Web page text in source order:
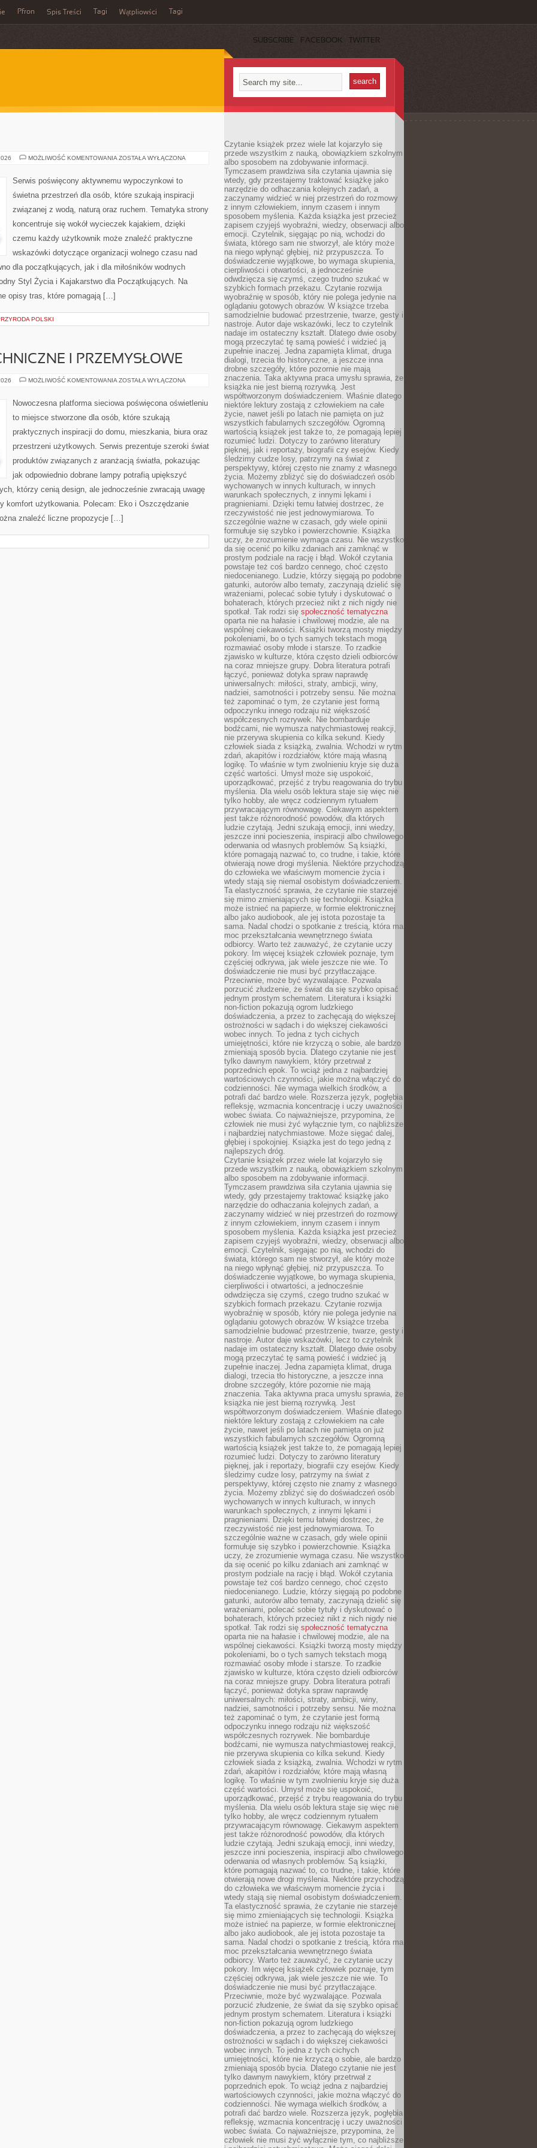
Pfron Spis Treści Tagi Wątpliowści Tagi
SUBSCRIBE FACEBOOK TWITTER
MOŻLIWOŚĆ KOMENTOWANIA JACHTY
ZOSTAŁA WYŁĄCZONA
Serwis poświęcony aktywnemu wypoczynkowi to
świetna przestrzeń dla osób, które szukają inspiracji
związanej z wodą, naturą oraz ruchem. Tematyka strony
koncentruje się wokół wycieczek kajakiem, dzięki
czemu każdy użytkownik może znaleźć praktyczne
wskazówki dotyczące organizacji wolnego czasu nad
dla początkujących, jak i dla miłośników wodnych
Styl Życia i Kajakarstwo dla Początkujących. Na
opisy tras, które pomagają […]
POLSKI
I PRZEMYSŁOWE
MOŻLIWOŚĆ KOMENTOWANIA OŚWIETLENIE
PRZEMYSŁOWE
ZOSTAŁA WYŁĄCZONA
Nowoczesna platforma sieciowa poświęcona oświetleniu
to miejsce stworzone dla osób, które szukają
praktycznych inspiracji do domu, mieszkania, biura oraz
przestrzeni użytkowych. Serwis prezentuje szeroki świat
produktów związanych z aranżacją światła, pokazując
jak odpowiednio dobrane lampy potrafią upiększyć
którzy cenią design, ale jednocześnie zwracają uwagę
komfort użytkowania. Polecam: Eko i Oszczędzanie
znaleźć liczne propozycje […]
Czytanie książek przez wiele lat kojarzyło się
przede wszystkim z nauką, obowiązkiem szkolnym
albo sposobem na zdobywanie informacji.
Tymczasem prawdziwa siła czytania ujawnia się
wtedy, gdy przestajemy traktować książkę jako
narzędzie do odhaczania kolejnych zadań, a
zaczynamy widzieć w niej przestrzeń do rozmowy
z innym człowiekiem, innym czasem i innym
sposobem myślenia. Każda książka jest przecież
zapisem czyjejś wyobraźni, wiedzy, obserwacji albo
emocji. Czytelnik, sięgając po nią, wchodzi do
świata, którego sam nie stworzył, ale który może
na niego wpłynąć głębiej, niż przypuszcza. To
doświadczenie wyjątkowe, bo wymaga skupienia,
cierpliwości i otwartości, a jednocześnie
odwdzięcza się czymś, czego trudno szukać w
szybkich formach przekazu. Czytanie rozwija
wyobraźnię w sposób, który nie polega jedynie na
oglądaniu gotowych obrazów. W książce trzeba
samodzielnie budować przestrzenie, twarze, gesty i
nastroje. Autor daje wskazówki, lecz to czytelnik
nadaje im ostateczny kształt. Dlatego dwie osoby
mogą przeczytać tę samą powieść i widzieć ją
zupełnie inaczej. Jedna zapamięta klimat, druga
dialogi, trzecia tło historyczne, a jeszcze inna
drobne szczegóły, które pozornie nie mają
znaczenia. Taka aktywna praca umysłu sprawia, że
książka nie jest bierną rozrywką. Jest
współtworzonym doświadczeniem. Właśnie dlatego
niektóre lektury zostają z człowiekiem na całe
życie, nawet jeśli po latach nie pamięta on już
wszystkich fabularnych szczegółów. Ogromną
wartością książek jest także to, że pomagają lepiej
rozumieć ludzi. Dotyczy to zarówno literatury
pięknej, jak i reportaży, biografii czy esejów. Kiedy
śledzimy cudze losy, patrzymy na świat z
perspektywy, której często nie znamy z własnego
życia. Możemy zbliżyć się do doświadczeń osób
wychowanych w innych kulturach, w innych
warunkach społecznych, z innymi lękami i
pragnieniami. Dzięki temu łatwiej dostrzec, że
rzeczywistość nie jest jednowymiarowa. To
szczególnie ważne w czasach, gdy wiele opinii
formułuje się szybko i powierzchownie. Książka
uczy, że zrozumienie wymaga czasu. Nie wszystko
da się ocenić po kilku zdaniach ani zamknąć w
prostym podziale na rację i błąd. Wokół czytania
powstaje też coś bardzo cennego, choć często
niedocenianego. Ludzie, którzy sięgają po podobne
gatunki, autorów albo tematy, zaczynają dzielić się
wrażeniami, polecać sobie tytuły i dyskutować o
bohaterach, których przecież nikt z nich nigdy nie
spotkał. Tak rodzi się społeczność tematyczna
oparta nie na hałasie i chwilowej modzie, ale na
wspólnej ciekawości. Książki tworzą mosty między
pokoleniami, bo o tych samych tekstach mogą
rozmawiać osoby młode i starsze. To rzadkie
zjawisko w kulturze, która często dzieli odbiorców
na coraz mniejsze grupy. Dobra literatura potrafi
łączyć, ponieważ dotyka spraw naprawdę
uniwersalnych: miłości, straty, ambicji, winy,
nadziei, samotności i potrzeby sensu. Nie można
też zapominać o tym, że czytanie jest formą
odpoczynku innego rodzaju niż większość
współczesnych rozrywek. Nie bombarduje
bodźcami, nie wymusza natychmiastowej reakcji,
nie przerywa skupienia co kilka sekund. Kiedy
człowiek siada z książką, zwalnia. Wchodzi w rytm
zdań, akapitów i rozdziałów, które mają własną
logikę. To właśnie w tym zwolnieniu kryje się duża
część wartości. Umysł może się uspokoić,
uporządkować, przejść z trybu reagowania do trybu
myślenia. Dla wielu osób lektura staje się więc nie
tylko hobby, ale wręcz codziennym rytuałem
przywracającym równowagę. Ciekawym aspektem
jest także różnorodność powodów, dla których
ludzie czytają. Jedni szukają emocji, inni wiedzy,
jeszcze inni pocieszenia, inspiracji albo chwilowego
oderwania od własnych problemów. Są książki,
które pomagają nazwać to, co trudne, i takie, które
otwierają nowe drogi myślenia. Niektóre przychodzą
do człowieka we właściwym momencie życia i
wtedy stają się niemal osobistym doświadczeniem.
Ta elastyczność sprawia, że czytanie nie starzeje
się mimo zmieniających się technologii. Książka
może istnieć na papierze, w formie elektronicznej
albo jako audiobook, ale jej istota pozostaje ta
sama. Nadal chodzi o spotkanie z treścią, która ma
moc przekształcania wewnętrznego świata
odbiorcy. Warto też zauważyć, że czytanie uczy
pokory. Im więcej książek człowiek poznaje, tym
częściej odkrywa, jak wiele jeszcze nie wie. To
doświadczenie nie musi być przytłaczające.
Przeciwnie, może być wyzwalające. Pozwala
porzucić złudzenie, że świat da się szybko opisać
jednym prostym schematem. Literatura i książki
non-fiction pokazują ogrom ludzkiego
doświadczenia, a przez to zachęcają do większej
ostrożności w sądach i do większej ciekawości
wobec innych. To jedna z tych cichych
umiejętności, które nie krzyczą o sobie, ale bardzo
zmieniają sposób bycia. Dlatego czytanie nie jest
tylko dawnym nawykiem, który przetrwał z
poprzednich epok. To wciąż jedna z najbardziej
wartościowych czynności, jakie można włączyć do
codzienności. Nie wymaga wielkich środków, a
potrafi dać bardzo wiele. Rozszerza język, pogłębia
refleksję, wzmacnia koncentrację i uczy uważności
wobec świata. Co najważniejsze, przypomina, że
człowiek nie musi żyć wyłącznie tym, co najbliższe
i najbardziej natychmiastowe. Może sięgać dalej,
głębiej i spokojniej. Książka jest do tego jedną z
najlepszych dróg.
Czytanie książek przez wiele lat kojarzyło się
przede wszystkim z nauką, obowiązkiem szkolnym
albo sposobem na zdobywanie informacji.
Tymczasem prawdziwa siła czytania ujawnia się
wtedy, gdy przestajemy traktować książkę jako
narzędzie do odhaczania kolejnych zadań, a
zaczynamy widzieć w niej przestrzeń do rozmowy
z innym człowiekiem, innym czasem i innym
sposobem myślenia. Każda książka jest przecież
zapisem czyjejś wyobraźni, wiedzy, obserwacji albo
emocji. Czytelnik, sięgając po nią, wchodzi do
świata, którego sam nie stworzył, ale który może
na niego wpłynąć głębiej, niż przypuszcza. To
doświadczenie wyjątkowe, bo wymaga skupienia,
cierpliwości i otwartości, a jednocześnie
odwdzięcza się czymś, czego trudno szukać w
szybkich formach przekazu. Czytanie rozwija
wyobraźnię w sposób, który nie polega jedynie na
oglądaniu gotowych obrazów. W książce trzeba
samodzielnie budować przestrzenie, twarze, gesty i
nastroje. Autor daje wskazówki, lecz to czytelnik
nadaje im ostateczny kształt. Dlatego dwie osoby
mogą przeczytać tę samą powieść i widzieć ją
zupełnie inaczej. Jedna zapamięta klimat, druga
dialogi, trzecia tło historyczne, a jeszcze inna
drobne szczegóły, które pozornie nie mają
znaczenia. Taka aktywna praca umysłu sprawia, że
książka nie jest bierną rozrywką. Jest
współtworzonym doświadczeniem. Właśnie dlatego
niektóre lektury zostają z człowiekiem na całe
życie, nawet jeśli po latach nie pamięta on już
wszystkich fabularnych szczegółów. Ogromną
wartością książek jest także to, że pomagają lepiej
rozumieć ludzi. Dotyczy to zarówno literatury
pięknej, jak i reportaży, biografii czy esejów. Kiedy
śledzimy cudze losy, patrzymy na świat z
perspektywy, której często nie znamy z własnego
życia. Możemy zbliżyć się do doświadczeń osób
wychowanych w innych kulturach, w innych
warunkach społecznych, z innymi lękami i
pragnieniami. Dzięki temu łatwiej dostrzec, że
rzeczywistość nie jest jednowymiarowa. To
szczególnie ważne w czasach, gdy wiele opinii
formułuje się szybko i powierzchownie. Książka
uczy, że zrozumienie wymaga czasu. Nie wszystko
da się ocenić po kilku zdaniach ani zamknąć w
prostym podziale na rację i błąd. Wokół czytania
powstaje też coś bardzo cennego, choć często
niedocenianego. Ludzie, którzy sięgają po podobne
gatunki, autorów albo tematy, zaczynają dzielić się
wrażeniami, polecać sobie tytuły i dyskutować o
bohaterach, których przecież nikt z nich nigdy nie
spotkał. Tak rodzi się społeczność tematyczna
oparta nie na hałasie i chwilowej modzie, ale na
wspólnej ciekawości. Książki tworzą mosty między
pokoleniami, bo o tych samych tekstach mogą
rozmawiać osoby młode i starsze. To rzadkie
zjawisko w kulturze, która często dzieli odbiorców
na coraz mniejsze grupy. Dobra literatura potrafi
łączyć, ponieważ dotyka spraw naprawdę
uniwersalnych: miłości, straty, ambicji, winy,
nadziei, samotności i potrzeby sensu. Nie można
też zapominać o tym, że czytanie jest formą
odpoczynku innego rodzaju niż większość
współczesnych rozrywek. Nie bombarduje
bodźcami, nie wymusza natychmiastowej reakcji,
nie przerywa skupienia co kilka sekund. Kiedy
człowiek siada z książką, zwalnia. Wchodzi w rytm
zdań, akapitów i rozdziałów, które mają własną
logikę. To właśnie w tym zwolnieniu kryje się duża
część wartości. Umysł może się uspokoić,
uporządkować, przejść z trybu reagowania do trybu
myślenia. Dla wielu osób lektura staje się więc nie
tylko hobby, ale wręcz codziennym rytuałem
przywracającym równowagę. Ciekawym aspektem
jest także różnorodność powodów, dla których
ludzie czytają. Jedni szukają emocji, inni wiedzy,
jeszcze inni pocieszenia, inspiracji albo chwilowego
oderwania od własnych problemów. Są książki,
które pomagają nazwać to, co trudne, i takie, które
otwierają nowe drogi myślenia. Niektóre przychodzą
do człowieka we właściwym momencie życia i
wtedy stają się niemal osobistym doświadczeniem.
Ta elastyczność sprawia, że czytanie nie starzeje
się mimo zmieniających się technologii. Książka
może istnieć na papierze, w formie elektronicznej
albo jako audiobook, ale jej istota pozostaje ta
sama. Nadal chodzi o spotkanie z treścią, która ma
moc przekształcania wewnętrznego świata
odbiorcy. Warto też zauważyć, że czytanie uczy
pokory. Im więcej książek człowiek poznaje, tym
częściej odkrywa, jak wiele jeszcze nie wie. To
doświadczenie nie musi być przytłaczające.
Przeciwnie, może być wyzwalające. Pozwala
porzucić złudzenie, że świat da się szybko opisać
jednym prostym schematem. Literatura i książki
non-fiction pokazują ogrom ludzkiego
doświadczenia, a przez to zachęcają do większej
ostrożności w sądach i do większej ciekawości
wobec innych. To jedna z tych cichych
umiejętności, które nie krzyczą o sobie, ale bardzo
zmieniają sposób bycia. Dlatego czytanie nie jest
tylko dawnym nawykiem, który przetrwał z
poprzednich epok. To wciąż jedna z najbardziej
wartościowych czynności, jakie można włączyć do
codzienności. Nie wymaga wielkich środków, a
potrafi dać bardzo wiele. Rozszerza język, pogłębia
refleksję, wzmacnia koncentrację i uczy uważności
wobec świata. Co najważniejsze, przypomina, że
człowiek nie musi żyć wyłącznie tym, co najbliższe